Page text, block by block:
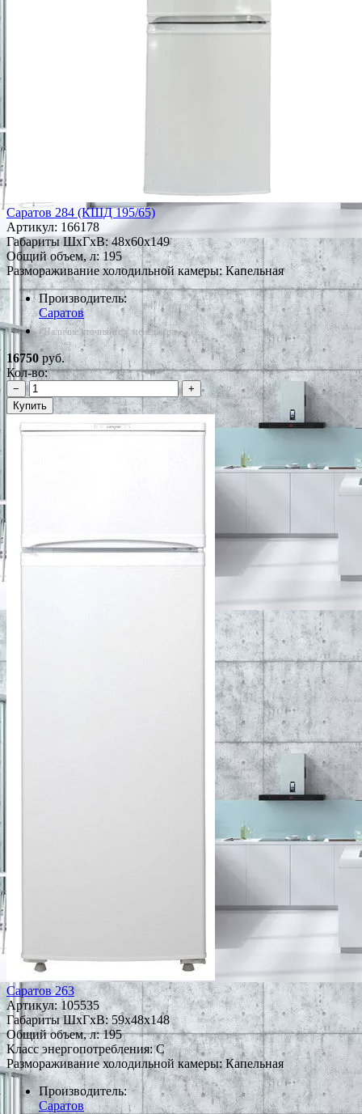
Саратов 284 (КШД 195/65)
Артикул: 166178
Габариты ШxГxВ: 48x60x149
Общий объем, л: 195
Размораживание холодильной камеры: Капельная
Производитель:
Саратов
*Наличие уточняйте у менеджера
16750руб.
Кол-во:
−
+
Купить
Саратов 263
Артикул:105535
Габариты ШxГxВ: 59x48x148
Общий объем, л: 195
Класс энергопотребления: C
Размораживание холодильной камеры: Капельная
Производитель:
Саратов